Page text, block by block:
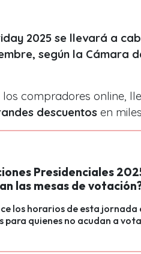
2025 se llevará a
según la Cámara
compradores online,
descuentos en
Presidenciales
las mesas de
los horarios de esta
para quienes no acudan a